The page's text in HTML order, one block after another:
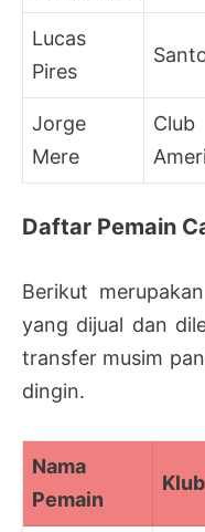
Lucas
Pires
Jorge
Mere
Club
Daftar Pemain
Berikut
yang dijual dan
transfer musim
dingin.
Nama
Pemain